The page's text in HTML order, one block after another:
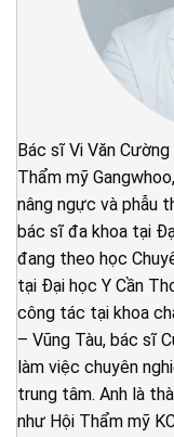
Bác sĩ Vi Văn
Thẩm mỹ
nâng ngực và phẫu
bác sĩ đa khoa tại
đang theo học
tại Đại học Y Cần
công tác tại khoa
– Vũng Tàu, bác sĩ
làm việc chuyên
trung tâm. Anh là
như Hội Thẩm mỹ